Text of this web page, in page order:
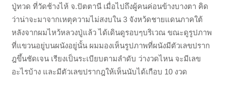
ปู่ทวด ที่วัดช้างไห้ จ.ปัตตานี เมื่อไปถึงผู้คนค่อนข้างบางตา คิด
ว่าน่าจะมาจากเหตุความไม่สงบใน 3 จังหว้ดชายแดนภาคใต้
หลังจากผมไหว้หลวงปู่แล้ว ได้เดินดูรอบๆบริเวณ ขณะดูรูปภาพ
ที่แขวนอยู่บนผนังอยู่นั้น ผมมองเห็นรูปภาพที่ผนังมีตัวเลขปราก
ฎขึ้นชัดเจน เรียงเป็นระเบียบตามลำดับ ว่างวดไหน จะมีเลข
อะไรบ้าง และมีตัวเลขปรากฎให้เห็นนับได้เกือบ 10 งวด